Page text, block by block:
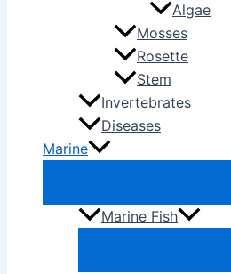
Algae
Mosses
Rosette
Stem
Invertebrates
Diseases
Marine
Marine Fish